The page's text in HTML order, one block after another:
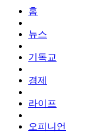
홈
뉴스
기독교
경제
라이프
오피니언